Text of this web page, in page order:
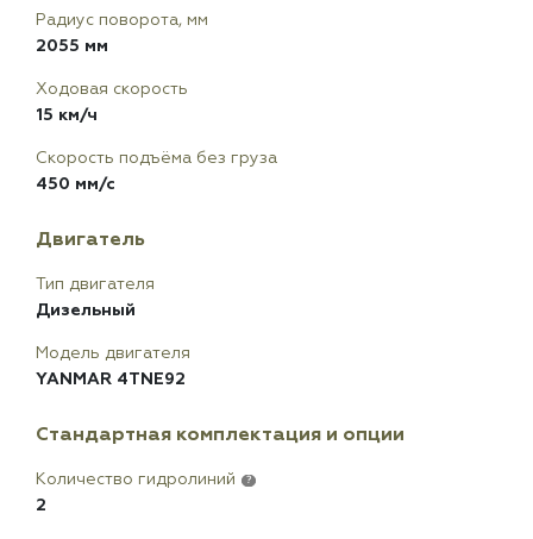
Радиус поворота, мм
2055 мм
Ходовая скорость
15 км/ч
Скорость подъёма без груза
450 мм/с
Двигатель
Тип двигателя
Дизельный
Модель двигателя
YANMAR 4TNE92
Стандартная комплектация и опции
Количество гидролиний ?
2